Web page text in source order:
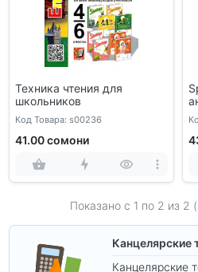
Техника чтения для
школьников
Код Товара: s00236
41.00 сомони
Показано с 1 по 2 из 2
Канцелярские
Канцелярские